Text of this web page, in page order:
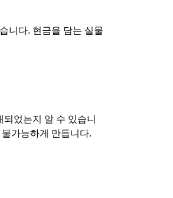
니다. 현금을 담는 실물
었는지 알 수 있습니
가능하게 만듭니다.